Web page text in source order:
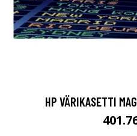
HP VÄRIKASETTI